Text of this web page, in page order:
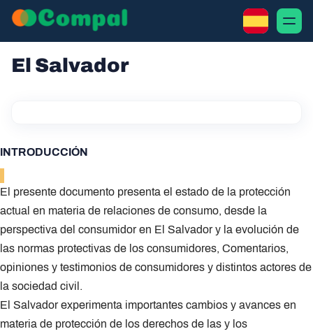
El Salvador
INTRODUCCIÓN
El presente documento presenta el estado de la protección
actual en materia de relaciones de consumo, desde la
perspectiva del consumidor en El Salvador y la evolución de
las normas protectivas de los consumidores, Comentarios,
opiniones y testimonios de consumidores y distintos actores de
la sociedad civil.
El Salvador experimenta importantes cambios y avances en
materia de protección de los derechos de las y los